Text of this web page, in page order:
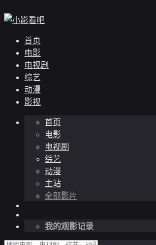
首页
电影
电视剧
综艺
动漫
影视
首页
电影
电视剧
综艺
动漫
主站
全部影片
我的观影记录